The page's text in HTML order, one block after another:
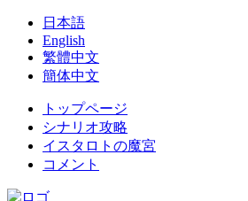
日本語
English
繁體中文
簡体中文
トップページ
シナリオ攻略
イスタロトの魔宮
コメント